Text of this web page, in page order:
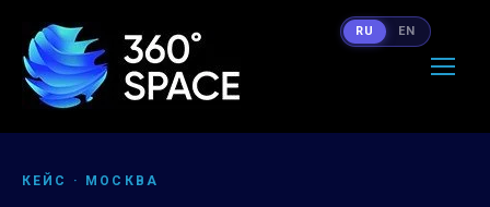
КЕЙС · МОСКВА
RU EN